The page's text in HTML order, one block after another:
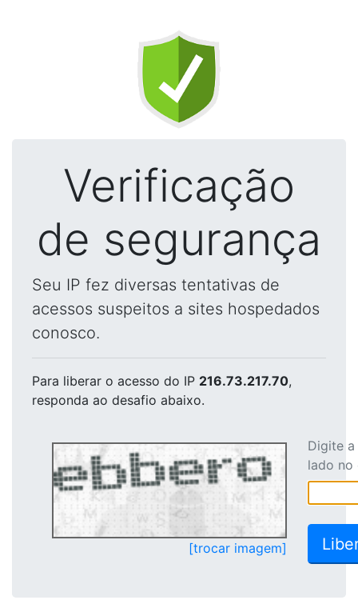
Verificação
de segurança
Seu IP fez diversas tentativas de
acessos suspeitos a sites hospedados
conosco.
Para liberar o acesso do IP 216.73.217.70,
responda ao desafio abaixo.
[trocar imagem]
Digite
lado no